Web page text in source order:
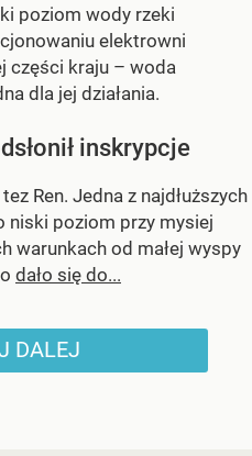
poziom wody rzeki
elektrowni
części kraju – woda
dla jej działania.
inskrypcje
Ren. Jedna z najdłuższych
niski poziom przy mysiej
warunkach od małej wyspy
dało się do...
DALEJ